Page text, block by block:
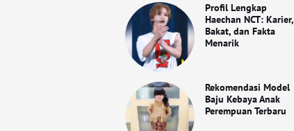
Profil Lengkap
Haechan NCT: Karier,
Bakat, dan Fakta
Menarik
Rekomendasi Model
Baju Kebaya Anak
Perempuan Terbaru